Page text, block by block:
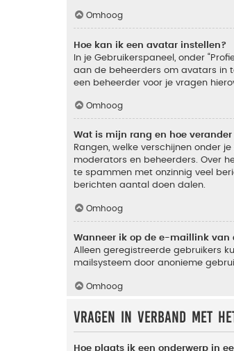
Omhoog
Hoe kan ik een avatar instellen?
In je Gebruikerspaneel, onder
aan de beheerders om avatars in
een beheerder voor je vragen
Omhoog
Wat is mijn rang en hoe
Rangen, welke verschijnen onder
moderators en beheerders. Over
te spammen met onzinnig veel
berichten aantal doen dalen.
Omhoog
Wanneer ik op de e-maillink van
Alleen geregistreerde gebruikers
mailsysteem door anonieme
Omhoog
Vragen in verband met
Hoe plaats ik een onderwerp in